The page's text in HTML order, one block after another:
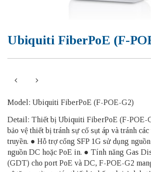
Ubiquiti FiberPoE (F-
Model: Ubiquiti FiberPoE (F-POE-G2)
Detail: Thiết bị Ubiquiti FiberPoE (F-POE-
bảo vệ thiết bị tránh sự cố sụt áp và tránh
truyền. ● Hỗ trợ cổng SFP 1G sử dụng
nguồn DC hoặc PoE in. ● Tính năng Gas
(GDT) cho port PoE và DC, F-POE-G2